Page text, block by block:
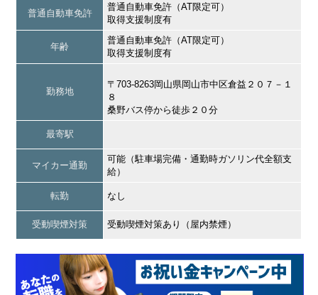
普通自動車免許
普通自動車免許（AT限定可）
取得支援制度有
年齢
普通自動車免許（AT限定可）
取得支援制度有
勤務地
〒703-8263岡山県岡山市中区倉益２０７－１
８
桑野バス停から徒歩２０分
最寄駅
マイカー通勤
可能（駐車場完備・通勤時ガソリン代全額支
給）
転勤 なし
受動喫煙対策 受動喫煙対策あり（屋内禁煙）